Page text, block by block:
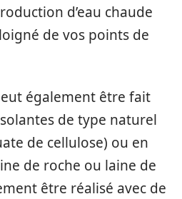
d’eau chaude
de vos points de
également être fait
de type naturel
de cellulose) ou en
de roche ou laine de
être réalisé avec de